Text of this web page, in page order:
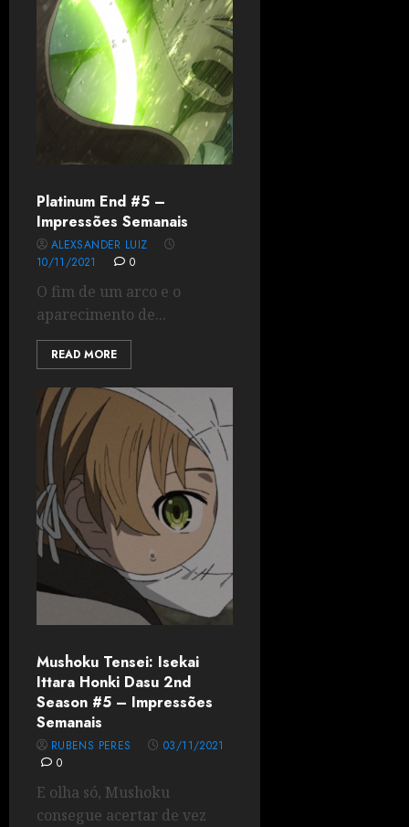
Platinum End #5 –
Impressões Semanais
ALEXSANDER LUIZ
10/11/2021
0
O fim de um arco e o
aparecimento de...
READ MORE
Mushoku Tensei: Isekai
Ittara Honki Dasu 2nd
Season #5 – Impressões
Semanais
RUBENS PERES
03/11/2021
0
E olha só, Mushoku
consegue acertar de vez